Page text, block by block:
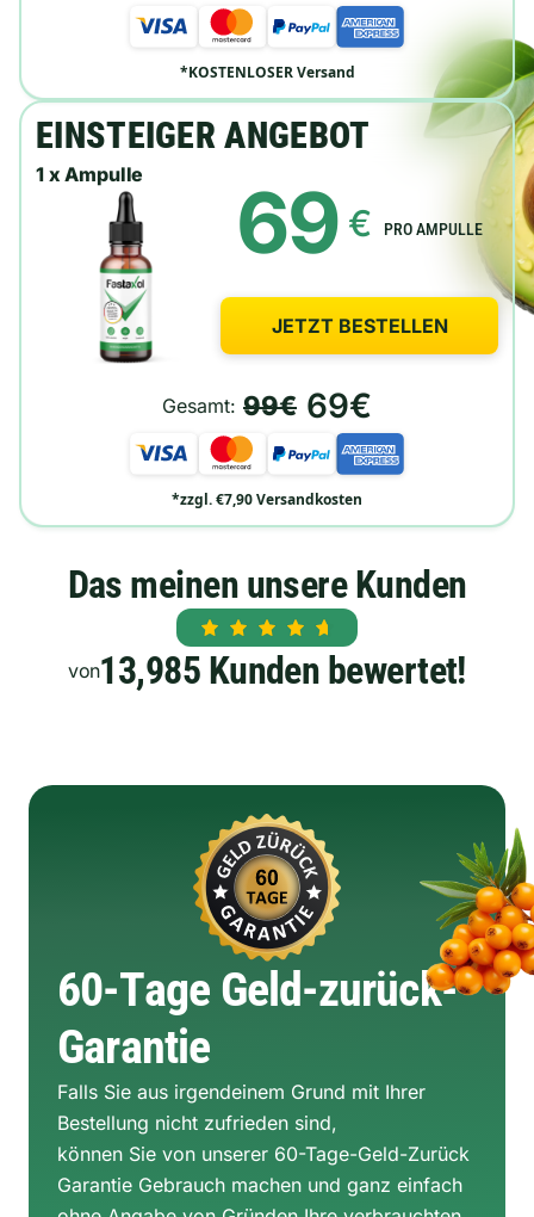
EINSTEIGER ANGEBOT
1 x Ampulle 69 € PRO AMPULLE
JETZT BESTELLEN
Gesamt: 99€ 69€
*zzgl. €7,90 Versandkosten
*KOSTENLOSER Versand
Das meinen unsere Kunden
von13,985 Kunden bewertet!
60-Tage Geld-zurück-
Garantie
Falls Sie aus irgendeinem Grund mit Ihrer
Bestellung nicht zufrieden sind,
können Sie von unserer 60-Tage-Geld-Zurück
Garantie Gebrauch machen und ganz einfach